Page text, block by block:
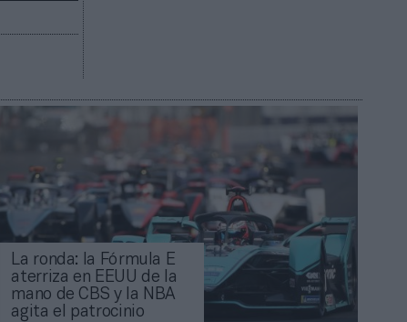
La ronda: la Fórmula E
aterriza en EEUU de la
mano de CBS y la NBA
agita el patrocinio